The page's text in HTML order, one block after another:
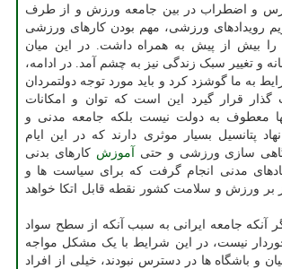
ترس و اضطراب در بین جامعه ورزش و از طرف
رویدادهای ورزشی، مهم بودن کارهای ورزشی
را بیش از پیش به همراه داشت. در این میان
و تغییر سبک زندگی نیز به چشم آمد. در ادامه،
به ما گوشزد کرد و باید مورد توجه دولتمردان
گذار قرار گیرد این است که توان و امکانات
معطوف به دولت نیست بلکه جامعه مدنی و
پتانسیل بسیار موثری دارند که در این ایام
سازی ورزشی و حتی
آموزش کارهای بدنی
مدنی انجام گرفت که برای سیاست ها و
بر ورزش و سلامت کشور نقطه قابل اتکا خواهد
آنکه جامعه ایرانی به سبب آنکه از سطح سواد
نیست، در این شرایط با یک مشکل مواجه
و باشگاه ها در دسترس نبودند، خیلی از افراد